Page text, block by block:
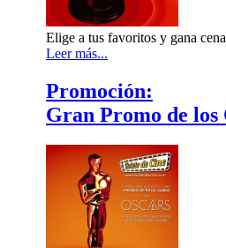
Elige a tus favoritos y gana
Leer más...
Promoción:
Gran Promo de los